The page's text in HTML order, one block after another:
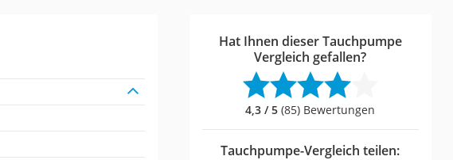
Hat Ihnen dieser Tauchpumpe
Vergleich gefallen?
4,3 / 5 (85) Bewertungen
Tauchpumpe-Vergleich teilen: